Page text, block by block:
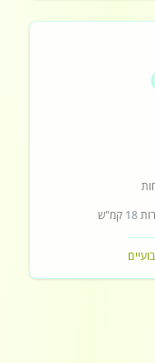
18 קמ"ש